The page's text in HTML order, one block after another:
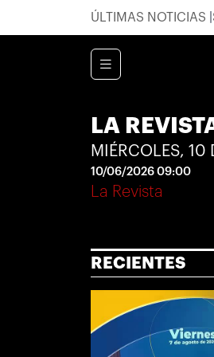
ÚLTIMAS NOTICIAS
LA
MIÉRCOLES, 10
10/06/2026 09:00
La Revista
RECIENTES